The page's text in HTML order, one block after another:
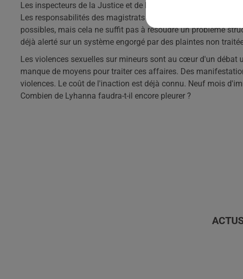
Les inspecteurs de la Justice et de la gendarmerie ont
Les responsabilités des magistrats et des gendarmes sont
possibles, mais cela ne suffit pas à résoudre un problème
déjà alerté sur un système engorgé par des plaintes non
Les violences sexuelles sur mineurs sont au cœur d'un
manque de moyens pour traiter ces affaires. Des
violences. Le coût de l'inaction est déjà connu. Neuf mois
Combien de Lyhanna faudra-t-il encore pleurer ?